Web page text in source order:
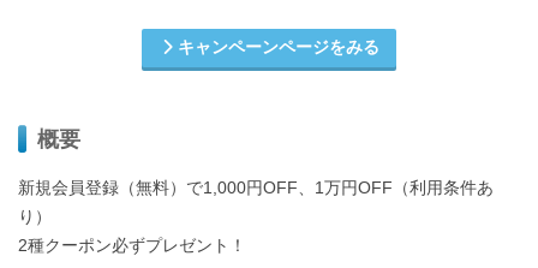
キャンペーンページをみる
概要
新規会員登録（無料）で1,000円OFF、1万円OFF（利用条件あ
り）
2種クーポン必ずプレゼント！